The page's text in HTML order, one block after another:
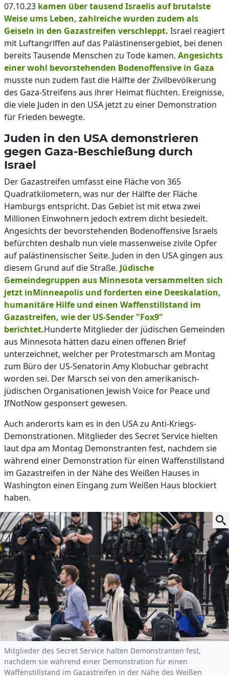
07.10.23 kamen über tausend Israelis auf brutalste
Weise ums Leben, zahlreiche wurden zudem als
Geiseln in den Gazastreifen verschleppt. Israel reagiert
mit Luftangriffen auf das Palästinensergebiet, bei denen
bereits Tausende Menschen zu Tode kamen. Angesichts
einer wohl bevorstehenden Bodenoffensive in Gaza
musste nun zudem fast die Hälfte der Zivilbevölkerung
des Gaza-Streifens aus ihrer Heimat flüchten. Ereignisse,
die viele Juden in den USA jetzt zu einer Demonstration
für Frieden bewegte.
Juden in den USA demonstrieren
gegen Gaza-Beschießung durch
Israel
Der Gazastreifen umfasst eine Fläche von 365
Quadratkilometern, was nur der Hälfte der Fläche
Hamburgs entspricht. Das Gebiet ist mit etwa zwei
Millionen Einwohnern jedoch extrem dicht besiedelt.
Angesichts der bevorstehenden Bodenoffensive Israels
befürchten deshalb nun viele massenweise zivile Opfer
auf palästinensischer Seite. Juden in den USA gingen aus
diesem Grund auf die Straße. Jüdische
Gemeindegruppen aus Minnesota versammelten sich
jetzt inMinneapolis und forderten eine Deeskalation,
humanitäre Hilfe und einen Waffenstillstand im
Gazastreifen, wie der US-Sender "Fox9"
berichtet.Hunderte Mitglieder der jüdischen Gemeinden
aus Minnesota hätten dazu einen offenen Brief
unterzeichnet, welcher per Protestmarsch am Montag
zum Büro der US-Senatorin Amy Klobuchar gebracht
worden sei. Der Marsch sei von den amerikanisch-
jüdischen Organisationen Jewish Voice for Peace und
IfNotNow gesponsert gewesen.
Auch anderorts kam es in den USA zu Anti-Kriegs-
Demonstrationen. Mitglieder des Secret Service hielten
laut dpa am Montag Demonstranten fest, nachdem sie
während einer Demonstration für einen Waffenstillstand
im Gazastreifen in der Nähe des Weißen Hauses in
Washington einen Eingang zum Weißen Haus blockiert
haben.
Mitglieder des Secret Service halten Demonstranten fest,
nachdem sie während einer Demonstration für einen
Waffenstillstand im Gazastreifen in der Nähe des Weißen